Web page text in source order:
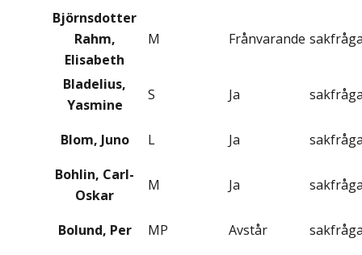
Björnsdotter
Rahm,
Elisabeth
M Frånvarande
Bladelius,
Yasmine
S Ja
Blom, Juno L Ja
Bohlin, Carl-
Oskar
M Ja
Bolund, Per MP Avstår